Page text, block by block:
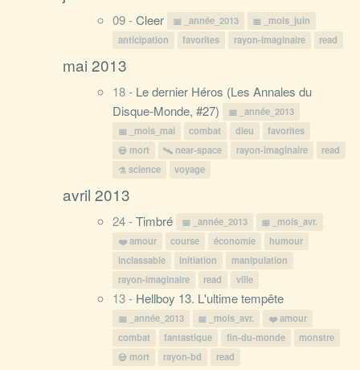
09 -Cleer _année_2013
_mois_juin
anticipation
favorites rayon-imaginaire read
mai 2013
18 - Le dernier Héros (Les Annales du
Disque-Monde, #27)
_année_2013
_mois_mai
combat dieu
favorites
mort
near-space rayon-imaginaire
read
science
voyage
avril 2013
24 -Timbré _année_2013
_mois_avr.
amour
course économie
humour
inclassable
initiation
manipulation
rayon-imaginaire
read ville
13 - Hellboy 13. L'ultime tempête
_année_2013 _mois_avr.
amour
combat
fantastique fin-du-monde
monstre
mort
rayon-bd read